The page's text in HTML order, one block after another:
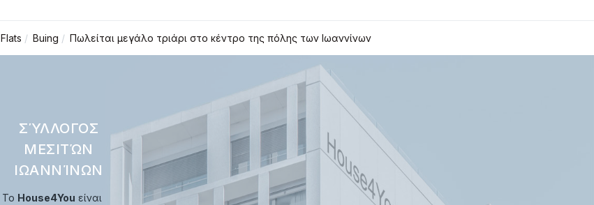
Flats Buing Πωλείται μεγάλο τριάρι στο κέντρο της πόλης των Ιωαννίνων
ΣΎΛΛΟΓΟΣ
ΜΕΣΙΤΏΝ
ΙΩΑΝΝΊΝΩΝ
Το House4You είναι